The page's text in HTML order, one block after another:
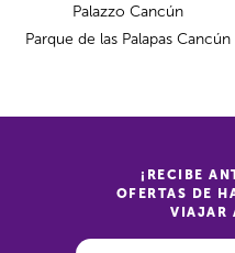
Palazzo Cancún
Parque de las Palapas Cancún
¡RECIBE
OFERTAS DE
VIAJAR